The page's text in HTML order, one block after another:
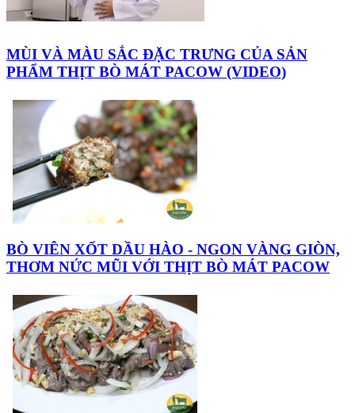
MÙI VÀ MÀU SẮC ĐẶC TRƯNG CỦA SẢN
PHẨM THỊT BÒ MÁT PACOW (VIDEO)
BÒ VIÊN XỐT DẦU HÀO - NGON VÀNG GIÒN,
THƠM NỨC MŨI VỚI THỊT BÒ MÁT PACOW